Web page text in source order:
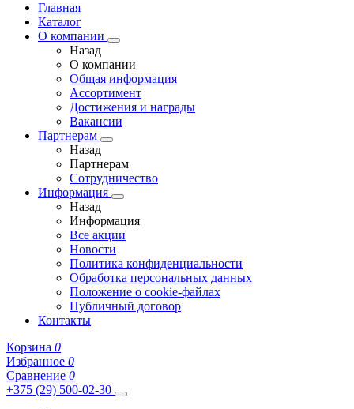
Главная
Каталог
О компании
Назад
О компании
Общая информация
Ассортимент
Достижения и награды
Вакансии
Партнерам
Назад
Партнерам
Сотрудничество
Информация
Назад
Информация
Все акции
Новости
Политика конфиденциальности
Обработка персональных данных
Положение о cookie-файлах
Публичный договор
Контакты
Корзина 0
Избранное 0
Сравнение 0
+375 (29) 500-02-30